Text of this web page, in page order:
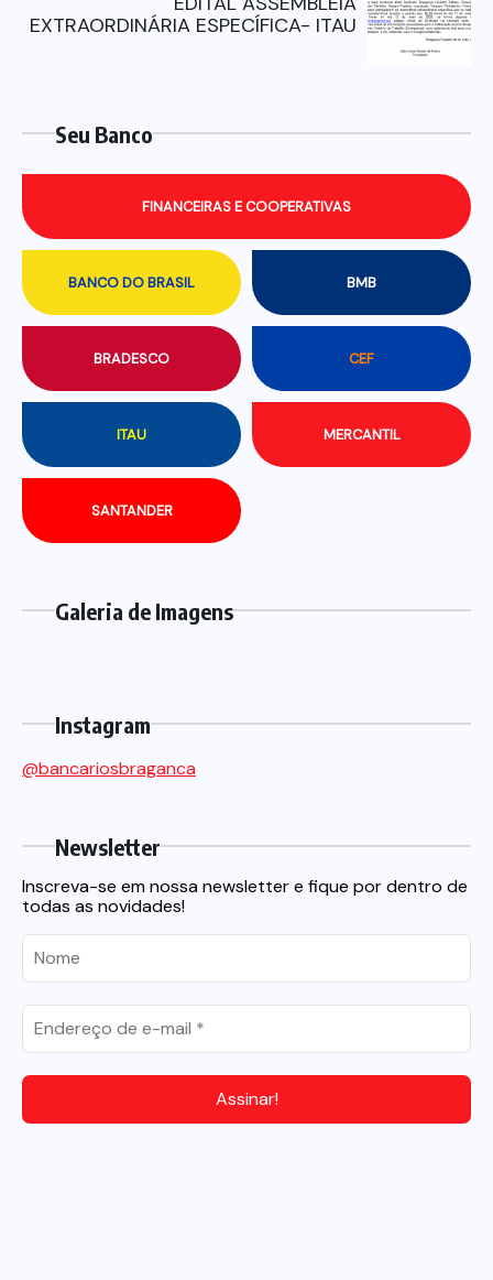
EXTRAORDINÁRIA ESPECÍFICA- ITAU
Seu Banco
BANCO DO BRASIL BMB
BRADESCO CEF
FINANCEIRAS E COOPERATIVAS
ITAU MERCANTIL
SANTANDER
Galeria de Imagens
Instagram
@bancariosbraganca
Newsletter
Inscreva-se em nossa newsletter e fique por dentro de
todas as novidades!